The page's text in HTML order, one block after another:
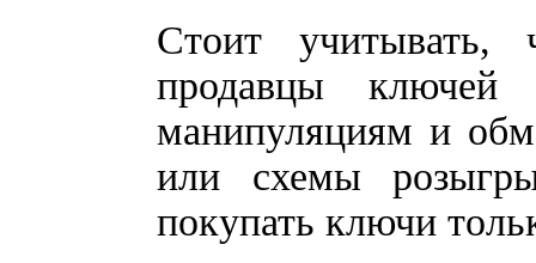
Стоит учитывать,
продавцы
манипуляциям и
или схемы
покупать ключи